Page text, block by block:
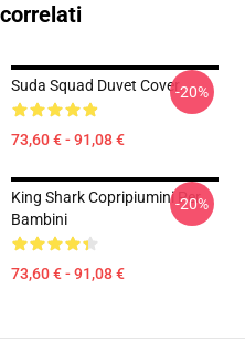
Suda Squad Duvet Cover
73,60 € - 91,08 €
-20%
King Shark Copripiumini Per
Bambini
73,60 € - 91,08 €
-20%